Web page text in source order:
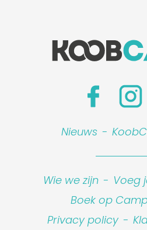
Nieuws -
Wie we zijn - Voeg
Boek op
Privacy policy -